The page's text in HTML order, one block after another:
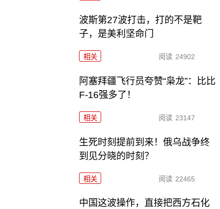
波斯第27波打击，打的不是靶
子，是美利坚命门
相关 阅读 24902
阿塞拜疆飞行员夸赞“枭龙”：比比
F-16强多了！
相关 阅读 23147
生死时刻提前到来！俄乌战争终
到见分晓的时刻？
相关 阅读 22465
中国这波操作，直接把西方石化